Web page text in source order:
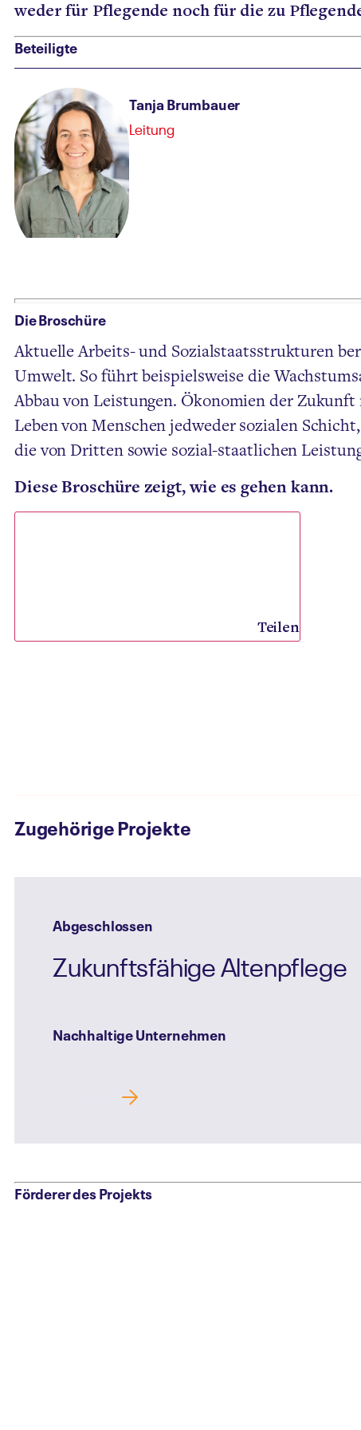
weder für Pflegende noch für die zu
Beteiligte
Tanja Brumbauer
Leitung
Die Broschüre
Aktuelle Arbeits- und Sozialstaatsstrukturen
Umwelt. So führt beispielsweise die
Abbau von Leistungen. Ökonomien der Zukunft
Leben von Menschen jedweder sozialen
die von Dritten sowie sozial-staatlichen
Diese Broschüre zeigt, wie es gehen kann.
Teilen
Zugehörige Projekte
Abgeschlossen
Zukunftsfähige Altenpflege
Nachhaltige Unternehmen
Förderer des Projekts